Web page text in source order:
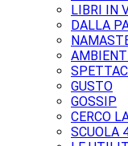
LIBRI IN
DALLA
GUSTO
GOSSIP
CERCO
SCUOLA